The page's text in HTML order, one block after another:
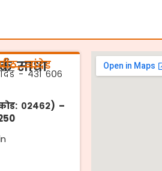
साधा
नांदेड
- ४३१ ६०६
०२४६२) –